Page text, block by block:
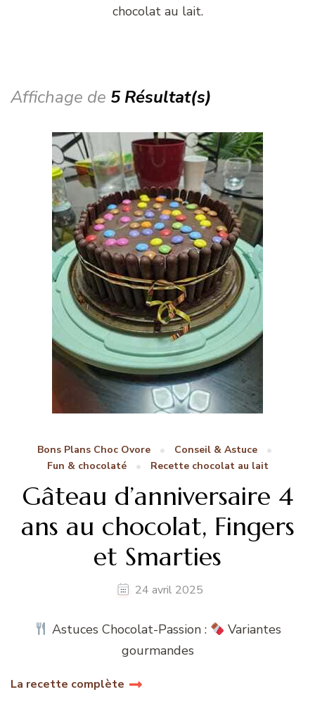
chocolat au lait.
Affichage de 5 Résultat(s)
Bons Plans Choc Ovore
Conseil & Astuce
Fun & chocolaté
Recette chocolat au lait
Gâteau d’anniversaire 4
ans au chocolat, Fingers
et Smarties
24 avril 2025
Astuces Chocolat-Passion :
Variantes
gourmandes
La recette complète